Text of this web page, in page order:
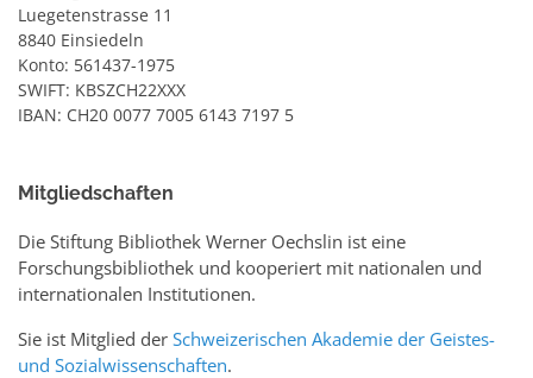
Luegetenstrasse 11
8840 Einsiedeln
Konto: 561437-1975
SWIFT: KBSZCH22XXX
IBAN: CH20 0077 7005 6143 7197 5
Mitgliedschaften
Die Stiftung Bibliothek Werner Oechslin ist eine
Forschungsbibliothek und kooperiert mit nationalen und
internationalen Institutionen.
Sie ist Mitglied der Schweizerischen Akademie der Geistes-
und Sozialwissenschaften.